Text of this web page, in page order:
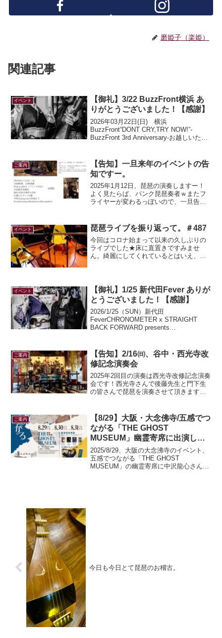
磨姫子（楽姫）
関連記事
イベント
【御礼】3/22 BuzzFront横浜 あ
りがとうございました！【感謝】
2026年03月22日(日) 横浜
BuzzFront“DONT CRY,TRY NOW!”-
BuzzFront 3rd Anniversary-お越しいただ
ご案内
【告知】一旦来年のイベントの告
知ですー。
2025年1月12日、琵琶の演奏しますー！
よく見たらぱ、パンク琵琶奏者ｗまたフ
ライヤーが変わるっぽいので、一旦告知
子（楽姫）rakuten_affiliateId="0...
イベント 琵琶ライブを振り返って。＃487
今回はコロナ始まって以来の久しぶりの
ライブでした★床に直置きですみませ
ん。綺麗にしてくれているとはいえ、今
出番の前は緊張しす...
イベント
【御礼】1/25 新代田Fever ありが
とうございました！【感謝】
2026/1/25（SUN）新代田
FeverCHRONOMETER x STRAIGHT
BACK FORWARD presents
ご案内
【告知】2/16㈰、谷中・西光寺改
修記念演奏会
2025年2回目の演奏は西光寺改修記念演奏
会です！西光寺さんで後藤先生と門下生
の皆さんで琵琶を演奏させて頂きます。
す。●日時：2025年2月16日(日)
開場：13...
ご案内
【8/29】大阪・大念佛寺/五感でつ
ながる「THE GHOST
MUSEUM」幽霊寄席に出演しま
す。
2025/8/29、大阪の大念沸寺のイベント、
五感でつながる「THE GHOST
MUSEUM」の幽霊寄席に中沢龍心さんの
今日も今日とて琵琶のお稽古。